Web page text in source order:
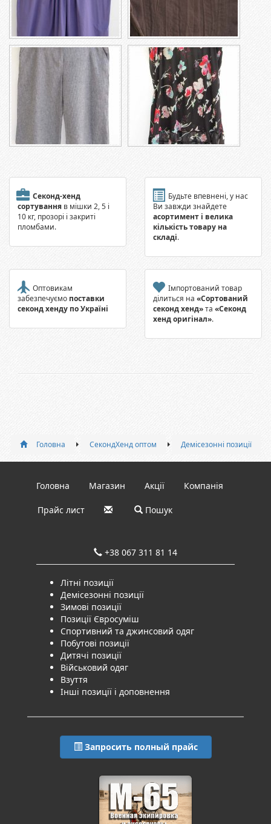
Секонд-хенд
сортування в мішки 2, 5 і
10 кг, прозорі і закриті
пломбами.
Будьте впевнені, у нас
Ви завжди знайдете
асортимент і велика
кількість товару на
складі.
Оптовикам
забезпечуємо поставки
секонд хенду по Україні
Імпортований товар
ділиться на «Сортований
секонд хенд»та «Секонд
хенд оригінал».
Головна СекондХенд оптом Демісезонні позиції
Головна Магазин Акції Компанія
Прайс лист Пошук
+38 067 311 81 14
Літні позиції
Демісезонні позиції
Зимові позиції
Позиції Євросуміш
Спортивний та джинсовий одяг
Побутові позиції
Дитячі позиції
Військовий одяг
Взуття
Інші позиції і доповнення
Запросить полный прайс